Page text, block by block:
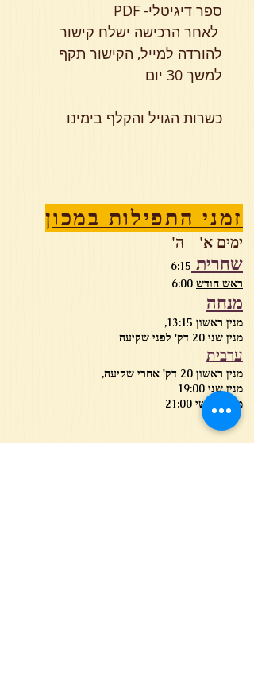
ספר דיגיטלי- PDF
לאחר הרכישה ישלח קישור
להורדה למייל, הקישור תקף
למשך 30 יום
כשרות הגויל והקלף בימינו
זמני התפילות במכון
ימים א' – ה'
שחרית 6:15
ראש חודש
מנחה
מנין ראשון 13:15,
מנין שני 20 דק' לפני שקיעה
ערבית
מנין ראשון 20 דק' אחרי שקיעה,
מנין שני 19:00
מנין שלישי 21:00